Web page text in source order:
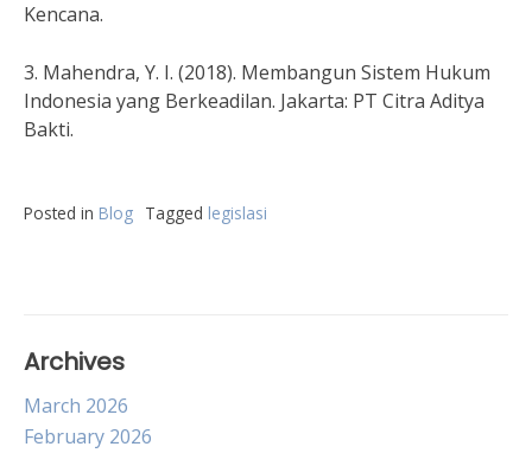
Kencana.
3. Mahendra, Y. I. (2018). Membangun Sistem Hukum
Indonesia yang Berkeadilan. Jakarta: PT Citra Aditya
Bakti.
Posted in Blog Tagged legislasi
Archives
March 2026
February 2026